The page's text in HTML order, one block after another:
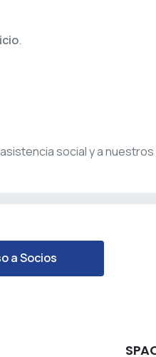
.
social y a
a Socios